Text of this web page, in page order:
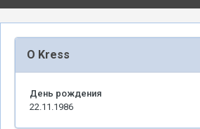
О Kress
День рождения
22.11.1986